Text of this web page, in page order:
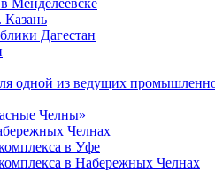
Менделеевске
Казань
Дагестан
одной из ведущих
Челны»
Челнах
в Уфе
в Набережных Челнах